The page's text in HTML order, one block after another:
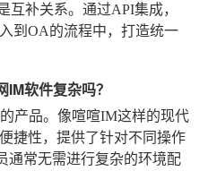
互补关系。通过API集成，
到OA的流程中，打造统一
软件复杂吗？
产品。像喧喧IM这样的现代
捷性，提供了针对不同操作
通常无需进行复杂的环境配